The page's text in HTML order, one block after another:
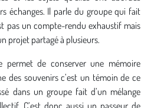
échanges. Il parle du groupe qui fait
pas un compte-rendu exhaustif mais
projet partagé à plusieurs.
permet de conserver une mémoire
des souvenirs c’est un témoin de ce
dans un groupe fait d’un mélange
C’est donc aussi un passeur de